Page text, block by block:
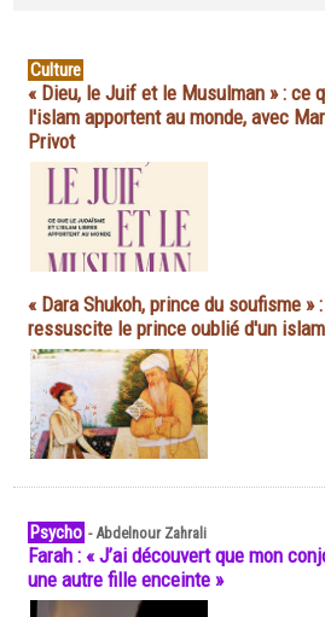
Culture
« Dieu, le Juif et le Musulman » : ce
l'islam apportent au monde, avec
Privot
« Dara Shukoh, prince du soufisme »
ressuscite le prince oublié d'un
Psycho -Abdelnour Zahrali
Farah : « J’ai découvert que mon
une autre fille enceinte »